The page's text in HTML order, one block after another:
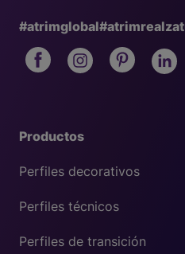
Productos
Perfiles decorativos
Perfiles técnicos
Perfiles de transición
#atrimglobal